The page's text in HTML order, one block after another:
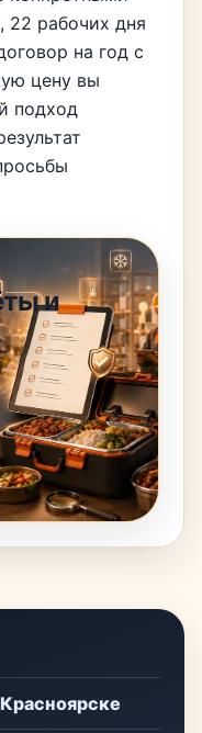
22 рабочих дня
на год с
цену вы
подход
и